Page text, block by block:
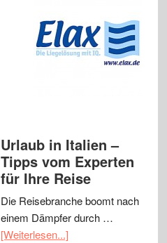
Urlaub in Italien –
Tipps vom Experten
für Ihre Reise
Die Reisebranche boomt nach
einem Dämpfer durch …
[Weiterlesen...]